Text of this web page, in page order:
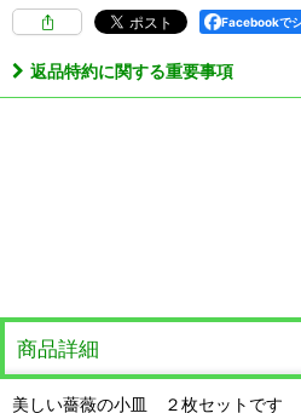
Facebookで
返品特約に関する重要事項
商品詳細
美しい薔薇の小皿 ２枚セットです